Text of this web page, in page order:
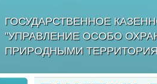
ГОСУДАРСТВЕННОЕ
"УПРАВЛЕНИЕ ОСОБО
ПРИРОДНЫМИ